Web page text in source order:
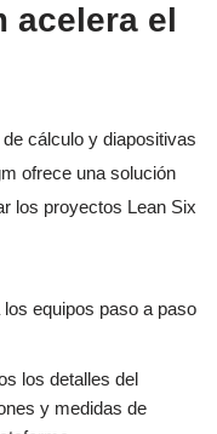
acelera el
cálculo y diapositivas
ofrece una solución
los proyectos Lean Six
equipos paso a paso
los detalles del
y medidas de